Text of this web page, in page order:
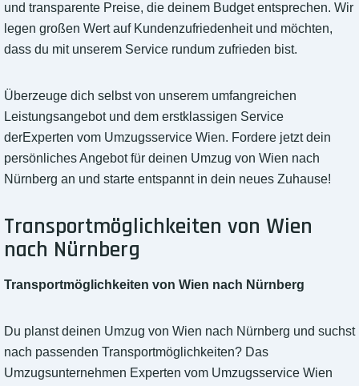
und transparente Preise, die deinem Budget entsprechen. Wir
legen großen Wert auf Kundenzufriedenheit und möchten,
dass du mit unserem Service rundum zufrieden bist.
Überzeuge dich selbst von unserem umfangreichen
Leistungsangebot und dem erstklassigen Service
derExperten vom Umzugsservice Wien. Fordere jetzt dein
persönliches Angebot für deinen Umzug von Wien nach
Nürnberg an und starte entspannt in dein neues Zuhause!
Transportmöglichkeiten von Wien
nach Nürnberg
Transportmöglichkeiten von Wien nach Nürnberg
Du planst deinen Umzug von Wien nach Nürnberg und suchst
nach passenden Transportmöglichkeiten? Das
Umzugsunternehmen Experten vom Umzugsservice Wien